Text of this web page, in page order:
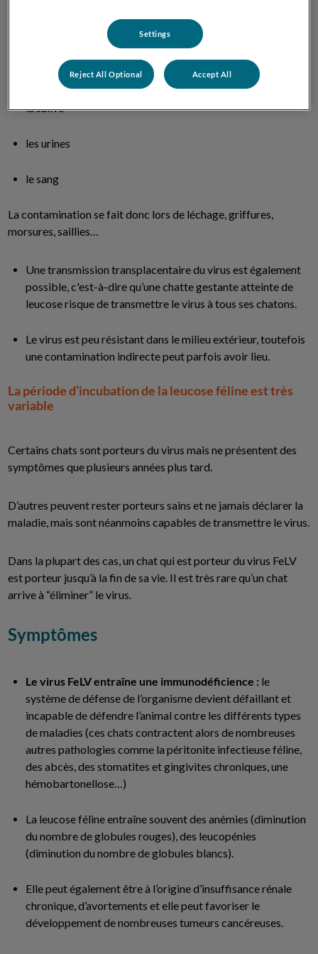
Les chats contractent le virus FeLV par l’intermédiaire de chats
atteints de leucose via
la salive
les urines
le sang
La contamination se fait donc lors de léchage, griffures,
morsures, saillies…
Une transmission transplacentaire du virus est également
possible, c'est-à-dire qu’une chatte gestante atteinte de
leucose risque de transmettre le virus à tous ses chatons.
Le virus est peu résistant dans le milieu extérieur, toutefois
une contamination indirecte peut parfois avoir lieu.
La période d’incubation de la leucose féline est très
variable
Certains chats sont porteurs du virus mais ne présentent des
symptômes que plusieurs années plus tard.
D’autres peuvent rester porteurs sains et ne jamais déclarer la
maladie, mais sont néanmoins capables de transmettre le virus.
Dans la plupart des cas, un chat qui est porteur du virus FeLV
est porteur jusqu’à la fin de sa vie. Il est très rare qu’un chat
arrive à “éliminer” le virus.
Symptômes
Le virus FeLV entraîne une immunodéficience : le
système de défense de l’organisme devient défaillant et
incapable de défendre l’animal contre les différents types
de maladies (ces chats contractent alors de nombreuses
autres pathologies comme la péritonite infectieuse féline,
des abcès, des stomatites et gingivites chroniques, une
hémobartonellose…)
La leucose féline entraîne souvent des anémies (diminution
du nombre de globules rouges), des leucopénies
(diminution du nombre de globules blancs).
Elle peut également être à l’origine d’insuffisance rénale
chronique, d’avortements et elle peut favoriser le
développement de nombreuses tumeurs cancéreuses.
Settings
Reject All Optional Accept All